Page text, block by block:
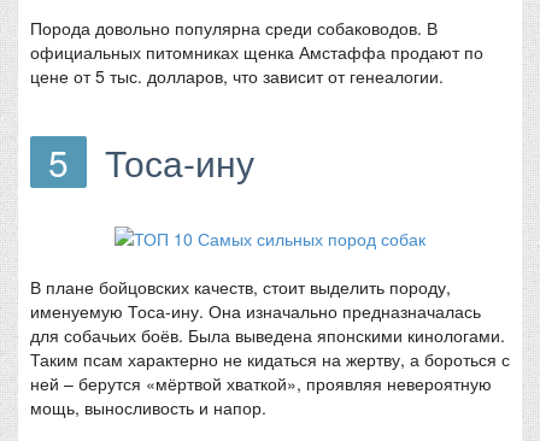
Порода довольно популярна среди собаководов. В
официальных питомниках щенка Амстаффа продают по
цене от 5 тыс. долларов, что зависит от генеалогии.
5 Тоса-ину
В плане бойцовских качеств, стоит выделить породу,
именуемую Тоса-ину. Она изначально предназначалась
для собачьих боёв. Была выведена японскими кинологами.
Таким псам характерно не кидаться на жертву, а бороться с
ней – берутся «мёртвой хваткой», проявляя невероятную
мощь, выносливость и напор.